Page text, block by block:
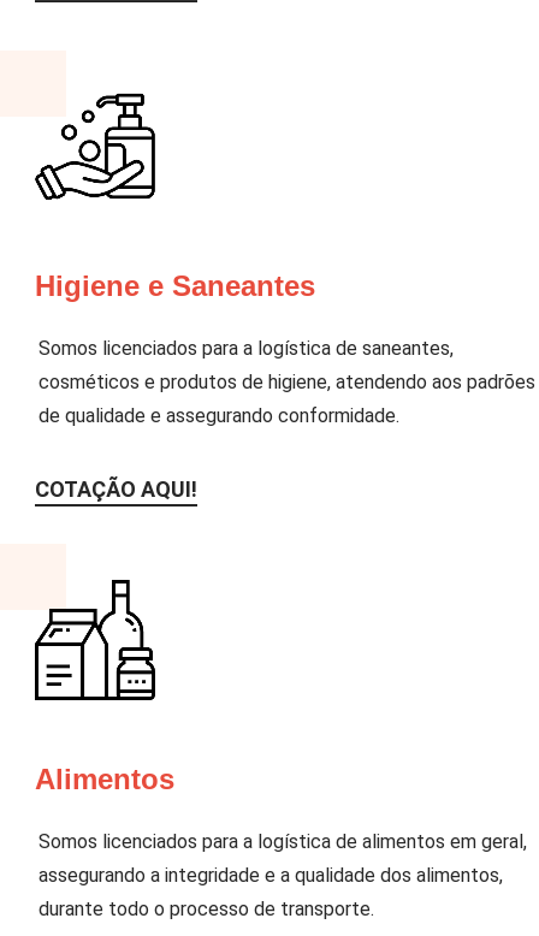
Higiene e Saneantes
Somos licenciados para a logística de saneantes,
cosméticos e produtos de higiene, atendendo aos padrões
de qualidade e assegurando conformidade.
COTAÇÃO AQUI!
Alimentos
Somos licenciados para a logística de alimentos em geral,
assegurando a integridade e a qualidade dos alimentos,
durante todo o processo de transporte.